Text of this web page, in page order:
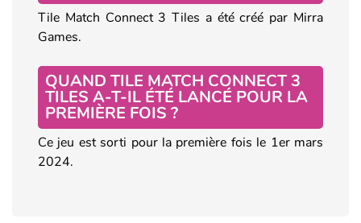
Tile Match Connect 3 Tiles a été créé par Mirra
Games.
QUAND TILE MATCH CONNECT 3
TILES A-T-IL ÉTÉ LANCÉ POUR LA
PREMIÈRE FOIS ?
Ce jeu est sorti pour la première fois le 1er mars
2024.